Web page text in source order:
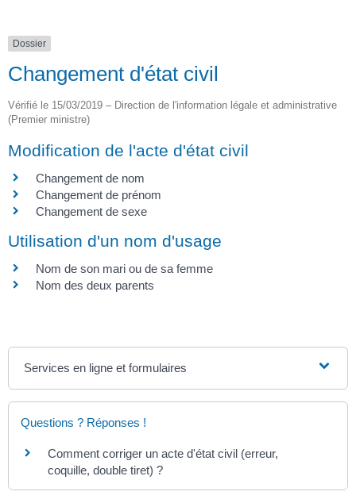
Dossier
Changement d'état civil
Vérifié le 15/03/2019 – Direction de l'information légale et administrative
(Premier ministre)
Modification de l'acte d'état civil
Changement de nom
Changement de prénom
Changement de sexe
Utilisation d'un nom d'usage
Nom de son mari ou de sa femme
Nom des deux parents
Services en ligne et formulaires
Questions ? Réponses !
Comment corriger un acte d'état civil (erreur,
coquille, double tiret) ?